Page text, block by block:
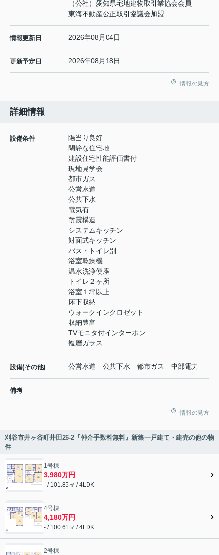
（公社）愛知県宅地建物取引業協会会員
東海不動産公正取引協議会加盟
情報更新日 2026年08月04日
更新予定日 2026年08月18日
情報の見方
詳細情報
設備条件
陽当り良好
閑静な住宅地
建設住宅性能評価書付
現地見学会
都市ガス
公営水道
公共下水
電気有
耐震構造
システムキッチン
対面式キッチン
バス・トイレ別
浴室乾燥機
温水洗浄便座
トイレ２ヶ所
浴室１坪以上
床下収納
ウォークインクロゼット
収納豊富
TVモニタ付インターホン
複層ガラス
設備(その他) 公営水道 公共下水 都市ガス 中部電力
備考
情報の見方
刈谷市井ヶ谷町井田26-2『仲介手数料無料』新築一戸建て・建売の他の物
件
1号棟
3,980万円
- / 101.85㎡ / 4LDK
4号棟
4,180万円
- / 100.61㎡ / 4LDK
2号棟